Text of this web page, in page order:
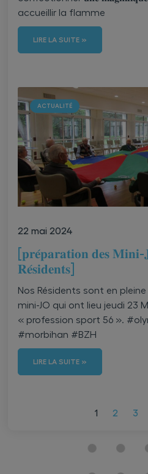
accueillir la flamme
LIRE LA SUITE »
ACTUALITÉ
[𝐩𝐫𝐞́𝐩𝐚𝐫𝐚𝐭𝐢𝐨𝐧 𝐝𝐞𝐬
𝐑𝐞́𝐬𝐢𝐝𝐞𝐧𝐭𝐬]
Nos Résidents sont en
mini-JO qui ont lieu jeudi 23
« profession sport 56 ».
#morbihan #BZH
LIRE LA SUITE »
22 mai 2024
1 2 3